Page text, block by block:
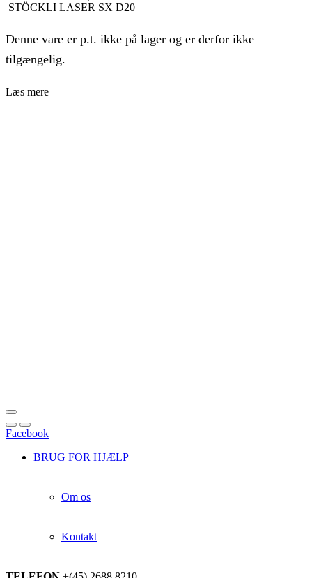
STÖCKLI LASER SX D20
Denne vare er p.t. ikke på lager og er derfor ikke
tilgængelig.
Læs mere
Facebook
BRUG FOR HJÆLP
Om os
Kontakt